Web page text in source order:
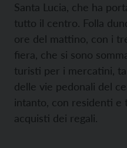
Santa Lucia, che ha
tutto il centro. Folla
ore del mattino, con i
fiera, che si sono
turisti per i mercatini,
delle vie pedonali del
intanto, con residenti e
acquisti dei regali.